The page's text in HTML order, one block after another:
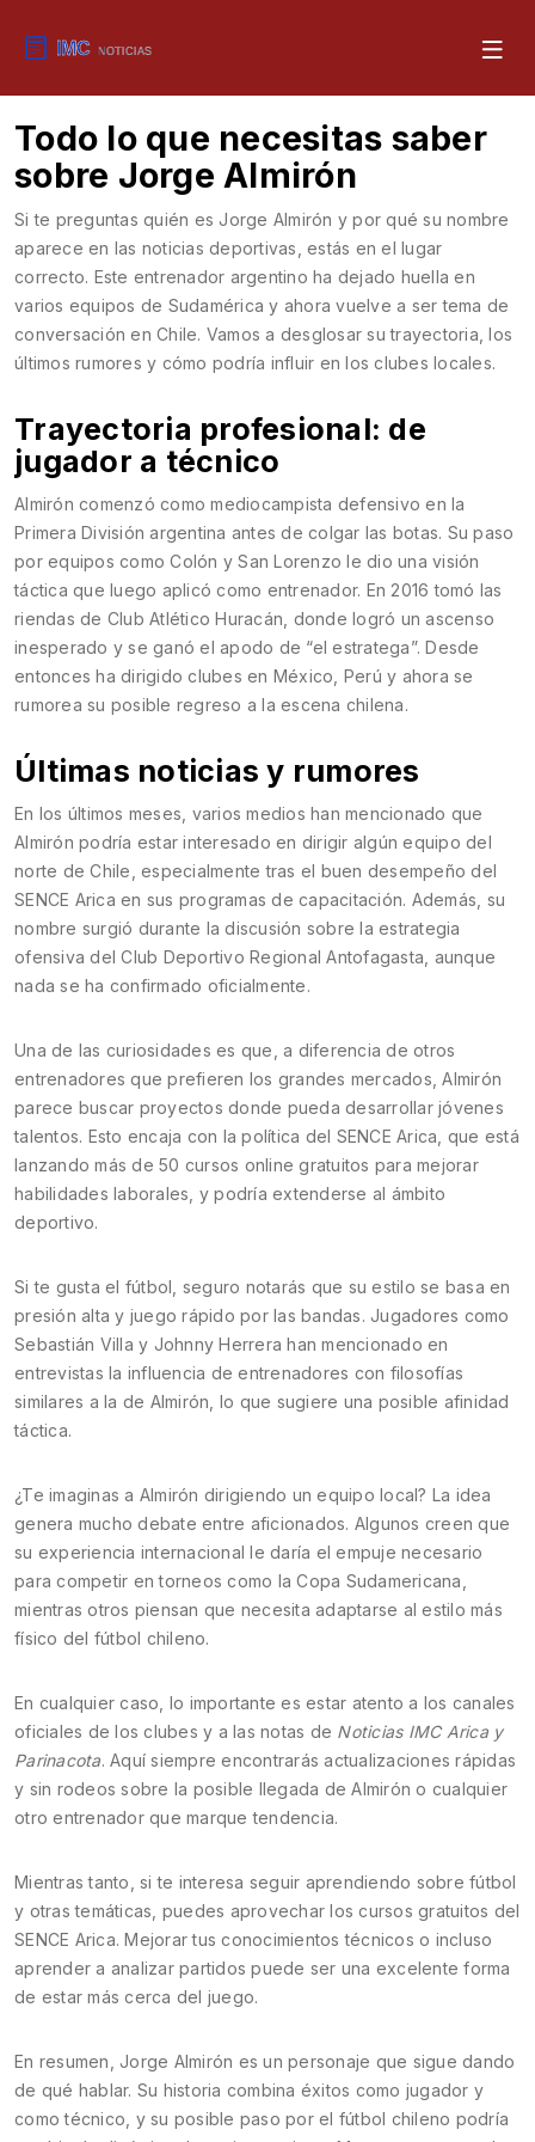
Todo lo que necesitas saber
sobre Jorge Almirón
Si te preguntas quién es Jorge Almirón y por qué su nombre
aparece en las noticias deportivas, estás en el lugar
correcto. Este entrenador argentino ha dejado huella en
varios equipos de Sudamérica y ahora vuelve a ser tema de
conversación en Chile. Vamos a desglosar su trayectoria, los
últimos rumores y cómo podría influir en los clubes locales.
Trayectoria profesional: de
jugador a técnico
Almirón comenzó como mediocampista defensivo en la
Primera División argentina antes de colgar las botas. Su paso
por equipos como Colón y San Lorenzo le dio una visión
táctica que luego aplicó como entrenador. En 2016 tomó las
riendas de Club Atlético Huracán, donde logró un ascenso
inesperado y se ganó el apodo de “el estratega”. Desde
entonces ha dirigido clubes en México, Perú y ahora se
rumorea su posible regreso a la escena chilena.
Últimas noticias y rumores
En los últimos meses, varios medios han mencionado que
Almirón podría estar interesado en dirigir algún equipo del
norte de Chile, especialmente tras el buen desempeño del
SENCE Arica en sus programas de capacitación. Además, su
nombre surgió durante la discusión sobre la estrategia
ofensiva del Club Deportivo Regional Antofagasta, aunque
nada se ha confirmado oficialmente.
Una de las curiosidades es que, a diferencia de otros
entrenadores que prefieren los grandes mercados, Almirón
parece buscar proyectos donde pueda desarrollar jóvenes
talentos. Esto encaja con la política del SENCE Arica, que está
lanzando más de 50 cursos online gratuitos para mejorar
habilidades laborales, y podría extenderse al ámbito
deportivo.
Si te gusta el fútbol, seguro notarás que su estilo se basa en
presión alta y juego rápido por las bandas. Jugadores como
Sebastián Villa y Johnny Herrera han mencionado en
entrevistas la influencia de entrenadores con filosofías
similares a la de Almirón, lo que sugiere una posible afinidad
táctica.
¿Te imaginas a Almirón dirigiendo un equipo local? La idea
genera mucho debate entre aficionados. Algunos creen que
su experiencia internacional le daría el empuje necesario
para competir en torneos como la Copa Sudamericana,
mientras otros piensan que necesita adaptarse al estilo más
físico del fútbol chileno.
En cualquier caso, lo importante es estar atento a los canales
oficiales de los clubes y a las notas de Noticias IMC Arica y
Parinacota. Aquí siempre encontrarás actualizaciones rápidas
y sin rodeos sobre la posible llegada de Almirón o cualquier
otro entrenador que marque tendencia.
Mientras tanto, si te interesa seguir aprendiendo sobre fútbol
y otras temáticas, puedes aprovechar los cursos gratuitos del
SENCE Arica. Mejorar tus conocimientos técnicos o incluso
aprender a analizar partidos puede ser una excelente forma
de estar más cerca del juego.
En resumen, Jorge Almirón es un personaje que sigue dando
de qué hablar. Su historia combina éxitos como jugador y
como técnico, y su posible paso por el fútbol chileno podría